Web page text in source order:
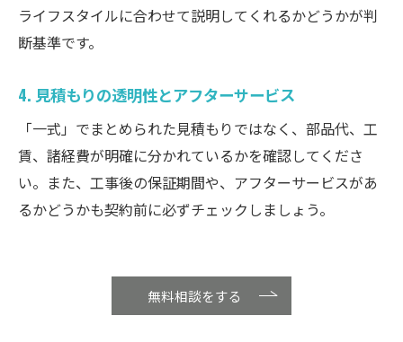
ライフスタイルに合わせて説明してくれるかどうかが判
断基準です。
4. 見積もりの透明性とアフターサービス
「一式」でまとめられた見積もりではなく、部品代、工
賃、諸経費が明確に分かれているかを確認してくださ
い。また、工事後の保証期間や、アフターサービスがあ
るかどうかも契約前に必ずチェックしましょう。
無料相談をする